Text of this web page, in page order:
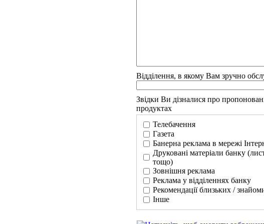
Відділення, в якому Вам зручно
Звідки Ви дізналися про
продуктах
Телебачення
Газета
Банерна реклама в мережі
Друковані матеріали банку
тощо)
Зовнішня реклама
Реклама у відділеннях банку
Рекомендації близьких /
Інше